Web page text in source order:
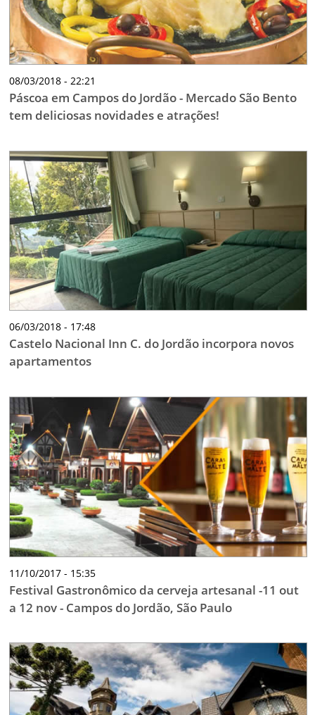
08/03/2018 - 22:21
Páscoa em Campos do Jordão - Mercado São Bento
tem deliciosas novidades e atrações!
06/03/2018 - 17:48
Castelo Nacional Inn C. do Jordão incorpora novos
apartamentos
11/10/2017 - 15:35
Festival Gastronômico da cerveja artesanal -11 out
a 12 nov - Campos do Jordão, São Paulo